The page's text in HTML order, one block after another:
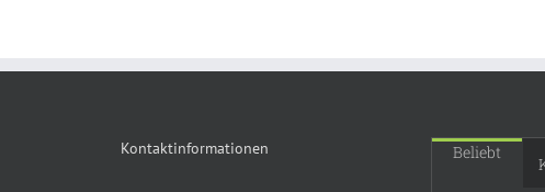
Kontaktinformationen Beliebt